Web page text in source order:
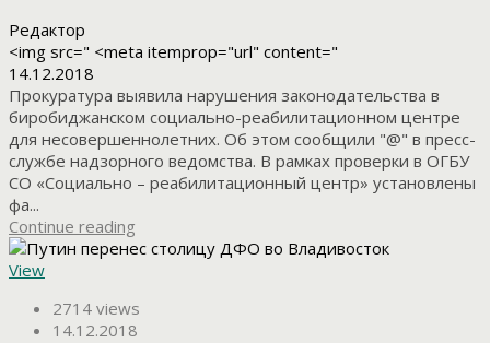
Редактор
<img src=" <meta itemprop="url" content="
14.12.2018
Прокуратура выявила нарушения законодательства в
биробиджанском социально-реабилитационном центре
для несовершеннолетних. Об этом сообщили "@" в пресс-
службе надзорного ведомства. В рамках проверки в ОГБУ
СО «Социально – реабилитационный центр» установлены
фа...
Continue reading
View
2714 views
14.12.2018